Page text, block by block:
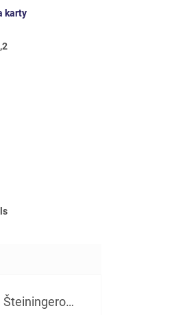
karty
Mária Šteiningerová